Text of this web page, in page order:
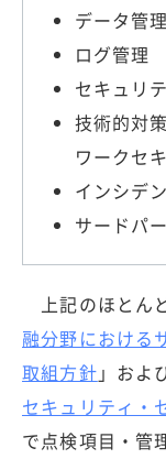
データ管理
ログ管理
セキュリ
技術的対
ワークセ
インシデ
サードパ
上記のほとん
融分野における
取組方針 」およ
セキュリティ・
で点検項目・管